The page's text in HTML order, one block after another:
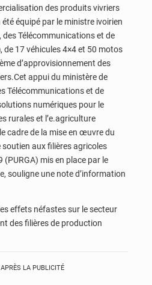
des produits vivriers
été équipé par le ministre ivoirien
des Télécommunications et de
de 17 véhicules 4×4 et 50 motos
d’approvisionnement des
appui du ministère de
Télécommunications et de
numériques pour le
rurales et l’e.agriculture
cadre de la mise en œuvre du
soutien aux filières agricoles
(PURGA) mis en place par le
souligne une note d’information
effets néfastes sur le secteur
des filières de production
LA PUBLICITÉ